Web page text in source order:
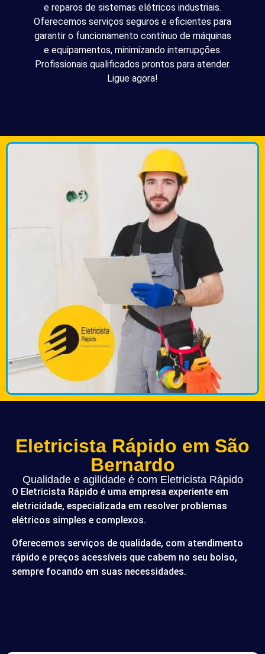
e reparos de sistemas elétricos industriais.
Oferecemos serviços seguros e eficientes para
garantir o funcionamento contínuo de máquinas
e equipamentos, minimizando interrupções.
Profissionais qualificados prontos para atender.
Ligue agora!
Eletricista Rápido em São
Bernardo
Qualidade e agilidade é com Eletricista Rápido
O Eletricista Rápido é uma empresa experiente em
eletricidade, especializada em resolver problemas
elétricos simples e complexos.
Oferecemos serviços de qualidade, com atendimento
rápido e preços acessíveis que cabem no seu bolso,
sempre focando em suas necessidades.